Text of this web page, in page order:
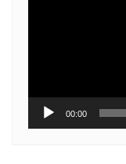
00:00